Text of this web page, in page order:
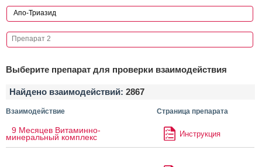
Выберите препарат для проверки взаимодействия
Найдено взаимодействий: 2867
Взаимодействие Страница препарата
9 Месяцев Витаминно-
минеральный комплекс Инструкция